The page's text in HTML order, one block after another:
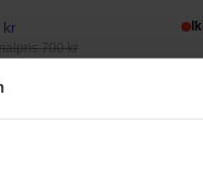
kr
700 kr